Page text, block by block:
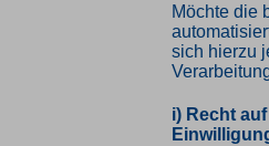
Möchte die
sich hierzu
i) Recht